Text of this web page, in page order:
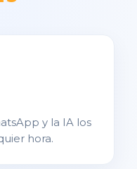
y la IA los
hora.